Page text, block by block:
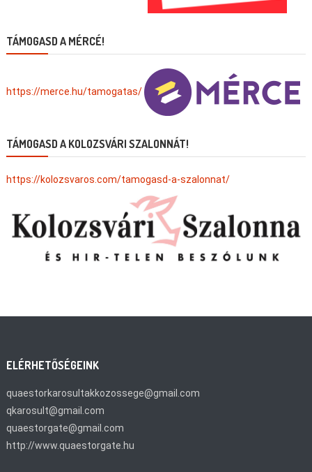
TÁMOGASD A MÉRCÉ!
https://merce.hu/tamogatas/
TÁMOGASD A KOLOZSVÁRI SZALONNÁT!
https://kolozsvaros.com/tamogasd-a-szalonnat/
ELÉRHETŐSÉGEINK
quaestorkarosultakkozossege@gmail.com
qkarosult@gmail.com
quaestorgate@gmail.com
http://www.quaestorgate.hu